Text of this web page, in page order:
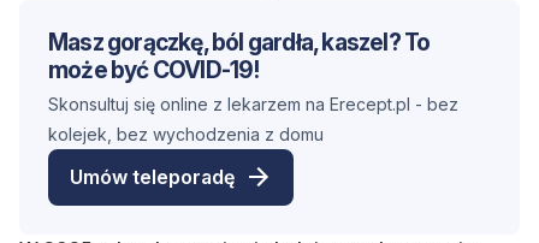
Masz gorączkę, ból gardła, kaszel? To
może być COVID-19!
Skonsultuj się online z lekarzem na Erecept.pl - bez
kolejek, bez wychodzenia z domu
Umów teleporadę